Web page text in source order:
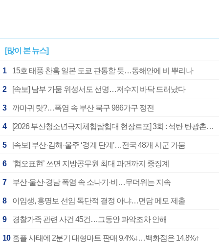
[많이 본 뉴스]
1 15호 태풍 찬홈 일본 도쿄 관통할 듯…동해안에 비 뿌리나
2 [속보] 남부 가뭄 위성서도 선명…저수지 바닥 드러났다
3 까마귀 탓?…폭염 속 부산 북구 986가구 정전
4 [2026 부산청소년극지체험탐험대 현장르포] 3회 : 석탄 탄광촌에서 북극 연구의 중심지로
5 [속보] 부산·김해·울주 ‘경계 단계’…전국 48개 시군 가뭄
6 ‘혐오표현’ 쓰면 지방공무원 최대 파면까지 중징계
7 부산·울산·경남 폭염 속 소나기·비…무더위는 지속
8 이임생, 홍명보 선임 독단적 결정 아냐…면담 메모 제출
9 경찰가족 관련 사건 45건…그동안 파악조차 안해
10 홈플 사태에 2분기 대형마트 판매 9.4%↓…백화점은 14.8%↑